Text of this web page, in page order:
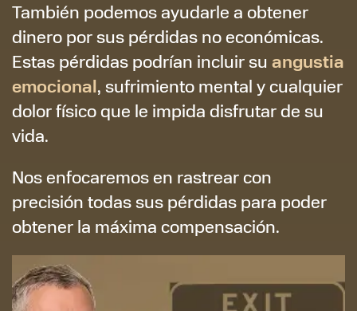
También podemos ayudarle a obtener
dinero por sus pérdidas no económicas.
Estas pérdidas podrían incluir su angustia
emocional, sufrimiento mental y cualquier
dolor físico que le impida disfrutar de su
vida.
Nos enfocaremos en rastrear con
precisión todas sus pérdidas para poder
obtener la máxima compensación.